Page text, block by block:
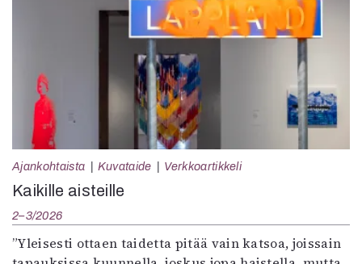
Ajankohtaista Kuvataide Verkkoartikkeli
Kaikille aisteille
2–3/2026
”Yleisesti ottaen taidetta pitää vain katsoa, joissain